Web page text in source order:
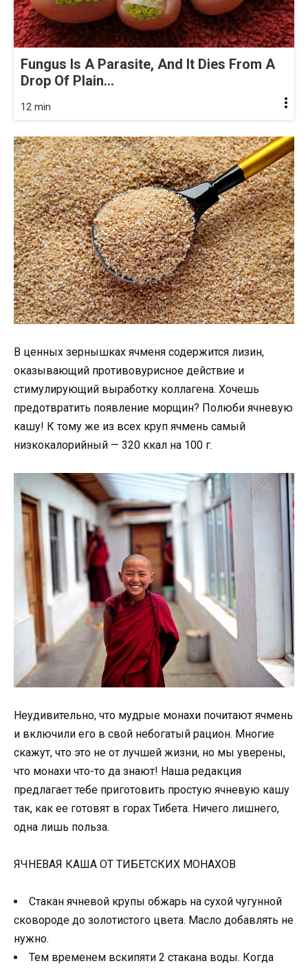
Fungus Is A Parasite, And It Dies From A
Drop Of Plain...
12 min
В ценных зернышках ячменя содержится лизин,
оказывающий противовурисное действие и
стимулирующий выработку коллагена. Хочешь
предотвратить появление морщин? Полюби ячневую
кашу! К тому же из всех круп ячмень самый
низкокалорийный — 320 ккал на 100 г.
Неудивительно, что мудрые монахи почитают ячмень
и включили его в свой небогатый рацион. Многие
скажут, что это не от лучшей жизни, но мы уверены,
что монахи что-то да знают! Наша редакция
предлагает тебе приготовить простую ячневую кашу
так, как ее готовят в горах Тибета. Ничего лишнего,
одна лишь польза.
ЯЧНЕВАЯ КАША ОТ ТИБЕТСКИХ МОНАХОВ
Стакан ячневой крупы обжарь на сухой чугунной
сковороде до золотистого цвета. Масло добавлять не
нужно.
Тем временем вскипяти 2 стакана воды. Когда